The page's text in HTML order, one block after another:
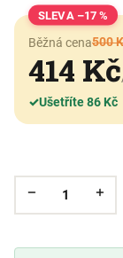
–17 %
Běžná cena500
414 Kč
✓Ušetříte 86 Kč